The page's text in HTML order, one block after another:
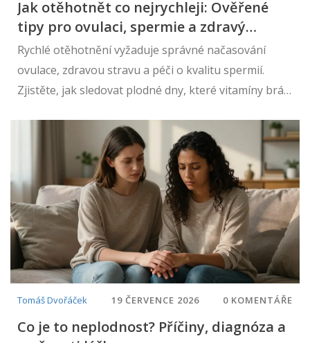
Jak otěhotnět co nejrychleji: Ověřené
tipy pro ovulaci, spermie a zdravý
životní styl
Rychlé otěhotnění vyžaduje správné načasování
ovulace, zdravou stravu a péči o kvalitu spermií.
Zjistěte, jak sledovat plodné dny, které vitamíny brát
Tomáš Dvořáček 19 ČERVENCE 2026 0 KOMENTÁŘE
Co je to neplodnost? Příčiny, diagnóza a